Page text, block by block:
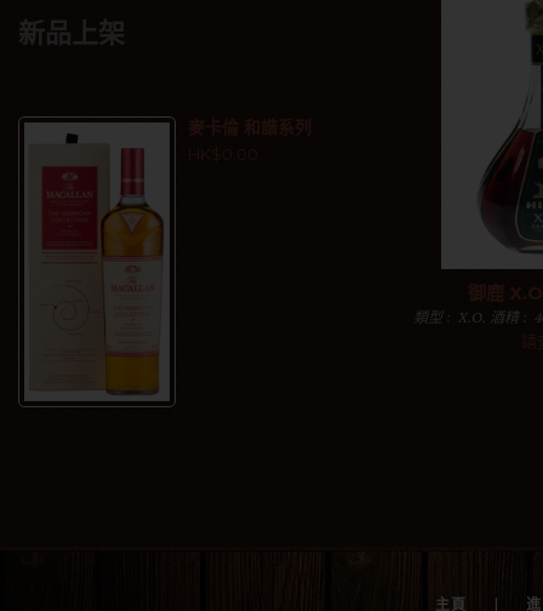
新品上架
麥卡倫 和諧系列
HK$0.00
御鹿
類型 : X.O. 酒精 :
主頁 |